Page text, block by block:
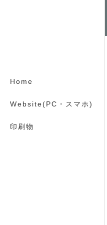
Home
Website(PC・スマホ)
印刷物